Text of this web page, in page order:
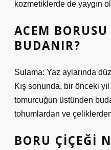
kozmetiklerde de yaygın
ACEM
BUDANIR?
Sulama: Yaz aylarında
Kış sonunda, bir önceki
tomurcuğun üstünden
tohumlardan ve
BORU ÇIÇEĞI